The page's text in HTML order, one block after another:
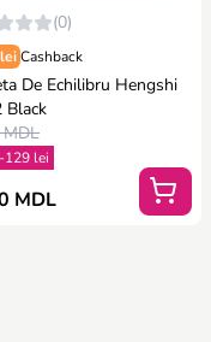
(0)
Cashback
De Echilibru Hengshi
Black
-129 lei
MDL